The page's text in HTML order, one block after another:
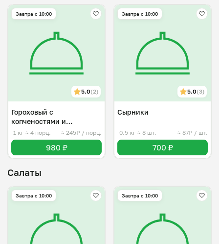
Завтра c 10:00
5.0(2)
Гороховый с
копченостями и
сухариками
1 кг ≈ 4 порц. ≈ 245₽ / порц.
980 ₽
Завтра c 10:00
5.0(3)
Сырники
0.5 кг ≈ 8 шт. ≈ 87₽ / шт.
700 ₽
Салаты
Завтра c 10:00 Завтра c 10:00